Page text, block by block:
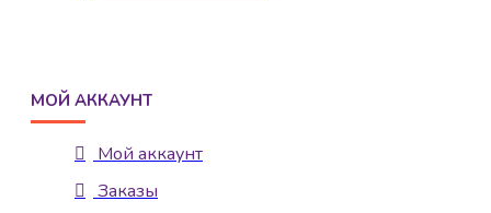
МОЙ АККАУНТ
Мой аккаунт
Заказы